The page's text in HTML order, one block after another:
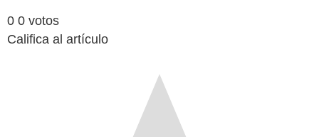
0 0 votos
Califica al artículo